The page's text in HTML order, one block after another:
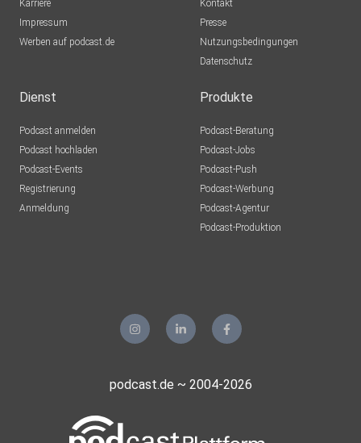
Karriere
Impressum
Werben auf podcast.de
Kontakt
Presse
Nutzungsbedingungen
Datenschutz
Dienst
Podcast anmelden
Podcast hochladen
Podcast-Events
Registrierung
Anmeldung
Produkte
Podcast-Beratung
Podcast-Jobs
Podcast-Push
Podcast-Werbung
Podcast-Agentur
Podcast-Produktion
podcast.de ~ 2004-2026